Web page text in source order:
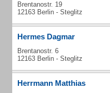
Brentanostr. 19
12163 Berlin - Steglitz
Hermes Dagmar
Brentanostr. 6
12163 Berlin - Steglitz
Herrmann Matthias